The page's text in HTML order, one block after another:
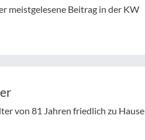
meistgelesene Beitrag in der KW
von 81 Jahren friedlich zu Hause